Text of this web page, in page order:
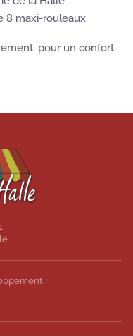
8 maxi-rouleaux.
pour un confort